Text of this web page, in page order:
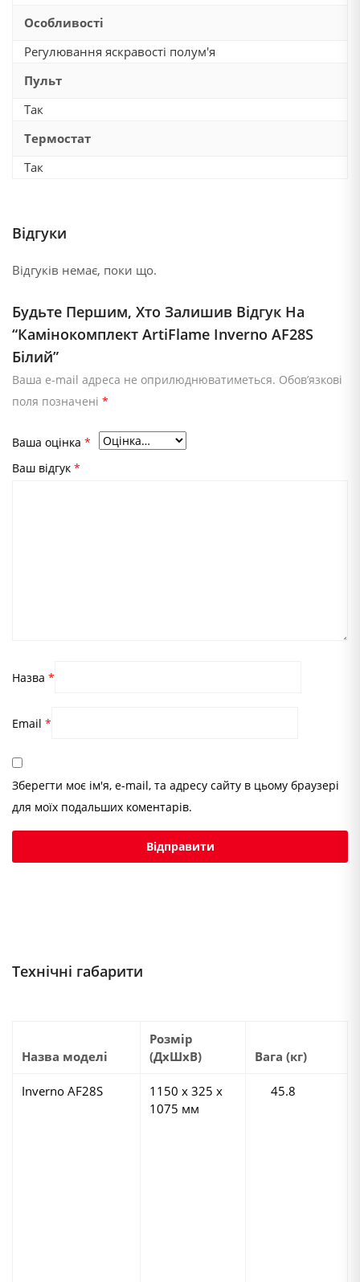
Особливості
Регулювання яскравості полум'я
Пульт
Так
Термостат
Так
Відгуки
Відгуків немає, поки що.
Будьте Першим, Хто Залишив Відгук На
“Камінокомплект ArtiFlame Inverno AF28S
Білий”
Ваша e-mail адреса не оприлюднюватиметься. Обов’язкові
поля позначені *
Ваша оцінка *
Ваш відгук *
Назва *
Email *
Зберегти моє ім'я, e-mail, та адресу сайту в цьому браузері
для моїх подальших коментарів.
Технічні габарити
Назва моделі
Розмір
(ДхШхВ)
Вага (кг)
Inverno AF28S
1150 х 325 х
1075 мм
45.8